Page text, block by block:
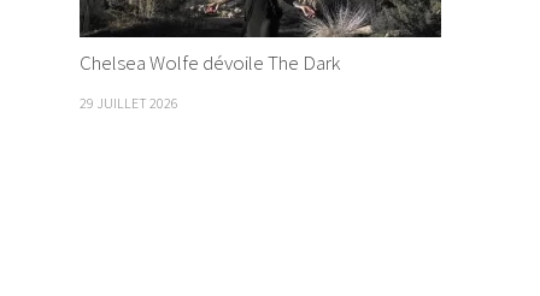
Chelsea Wolfe dévoile The Dark
29 JUILLET 2026